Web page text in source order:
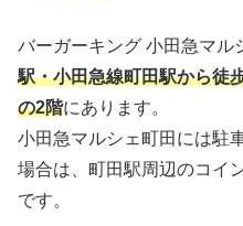
バーガーキング 小田急マル
駅・小田急線町田駅から徒
の2階にあります。
小田急マルシェ町田には駐
場合は、町田駅周辺のコイ
です。